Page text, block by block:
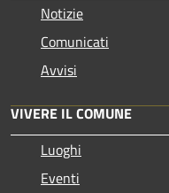
Notizie
Comunicati
Avvisi
VIVERE IL COMUNE
Luoghi
Eventi